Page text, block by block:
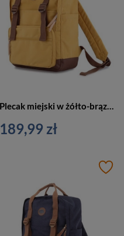
Plecak miejski w żółto-brązowym kolorze z przegrodą na laptopa zamykany suwakami - Himawari
189,99 zł